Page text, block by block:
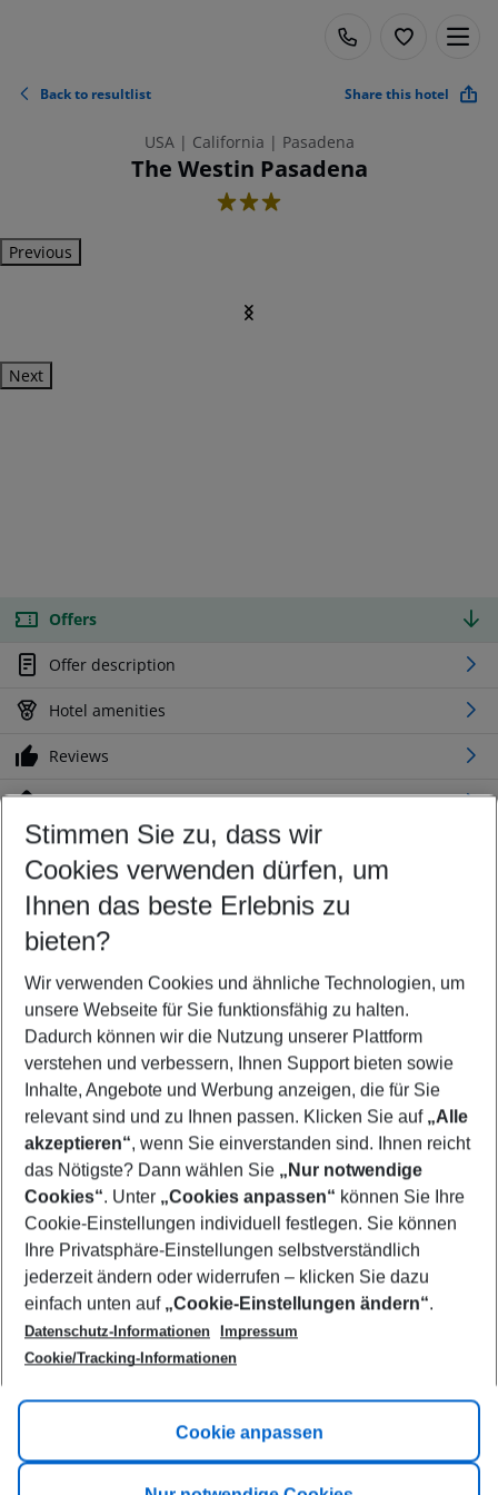
Back to resultlist Share this hotel
USA | California | Pasadena
The Westin Pasadena
3
Previous
Next
Offers
Offer description
Hotel amenities
Reviews
Location
Customize your offer
Find the perfect deal which suits your best
Your departure airport
Any airport
Select your date range
09/08/26–07/08/27 5-8 nights
Who will travel
2 adults No children
Show more filter
Footer
Footer navigation
Title A
Link A
Stimmen Sie zu, dass wir
Cookies verwenden dürfen, um
Ihnen das beste Erlebnis zu
bieten?
Wir verwenden Cookies und ähnliche Technologien, um
unsere Webseite für Sie funktionsfähig zu halten.
Dadurch können wir die Nutzung unserer Plattform
verstehen und verbessern, Ihnen Support bieten sowie
Inhalte, Angebote und Werbung anzeigen, die für Sie
relevant sind und zu Ihnen passen. Klicken Sie auf „Alle
akzeptieren“, wenn Sie einverstanden sind. Ihnen reicht
das Nötigste? Dann wählen Sie „Nur notwendige
Cookies“. Unter „Cookies anpassen“ können Sie Ihre
Cookie-Einstellungen individuell festlegen. Sie können
Ihre Privatsphäre-Einstellungen selbstverständlich
jederzeit ändern oder widerrufen – klicken Sie dazu
einfach unten auf „Cookie-Einstellungen ändern“.
Datenschutz-Informationen
Impressum
Cookie/Tracking-Informationen
Cookie anpassen